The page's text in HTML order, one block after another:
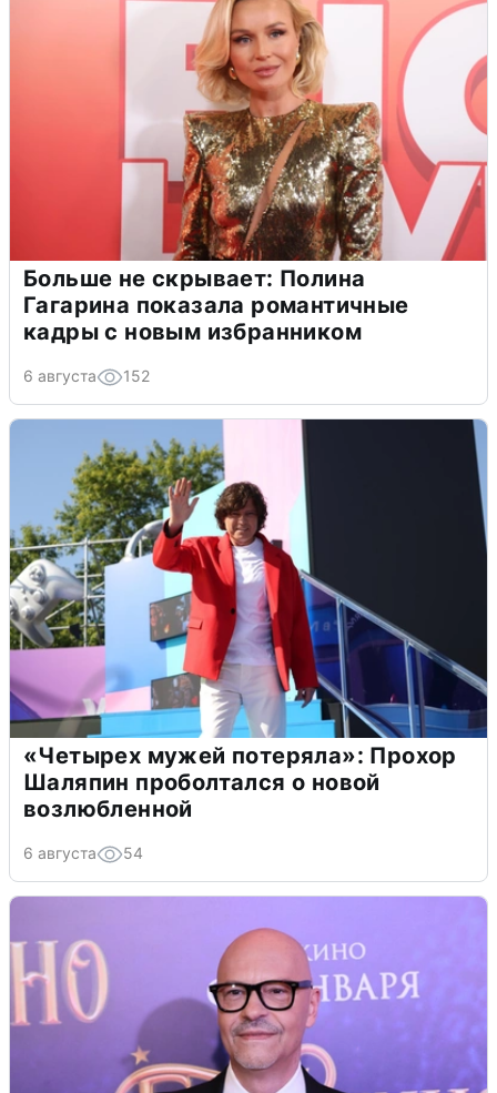
Больше не скрывает: Полина
Гагарина показала романтичные
кадры с новым избранником
6 августа 152
«Четырех мужей потеряла»: Прохор
Шаляпин проболтался о новой
возлюбленной
6 августа 54